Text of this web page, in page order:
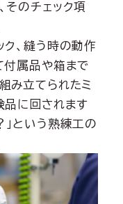
そのチェック項
ク、縫う時の動作
付属品や箱まで
み立てられたミ
品に回されます
」という熟練工の